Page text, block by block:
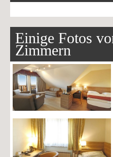
Einige Fotos
Zimmern